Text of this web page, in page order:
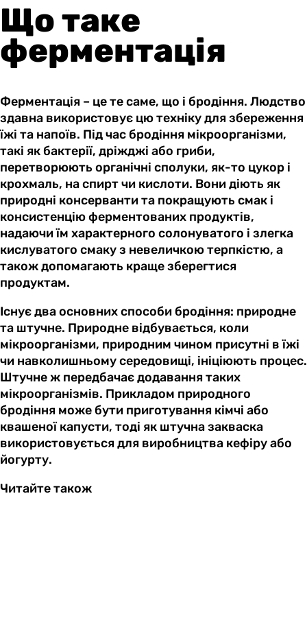
Що таке
ферментація
Ферментація – це те саме, що і бродіння. Людство
здавна використовує цю техніку для збереження
їжі та напоїв. Під час бродіння мікроорганізми,
такі як бактерії, дріжджі або гриби,
перетворюють органічні сполуки, як-то цукор і
крохмаль, на спирт чи кислоти. Вони діють як
природні консерванти та покращують смак і
консистенцію ферментованих продуктів,
надаючи їм характерного солонуватого і злегка
кислуватого смаку з невеличкою терпкістю, а
також допомагають краще зберегтися
продуктам.
Існує два основних способи бродіння: природне
та штучне. Природне відбувається, коли
мікроорганізми, природним чином присутні в їжі
чи навколишньому середовищі, ініціюють процес.
Штучне ж передбачає додавання таких
мікроорганізмів. Прикладом природного
бродіння може бути приготування кімчі або
квашеної капусти, тоді як штучна закваска
використовується для виробництва кефіру або
йогурту.
Читайте також